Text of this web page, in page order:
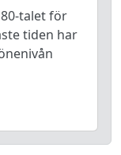
talet för
tiden har